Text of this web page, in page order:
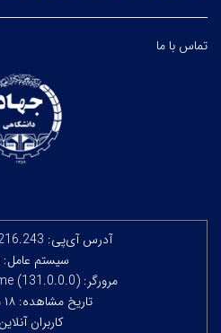
تماس با ما
آدرس آی‌پی:
سیستم عامل: Linux
مرورگر: Google Chrome (131.0.0.0)
تاریخ مشاهده: ۱۸ مرداد ۱۴۰۵
کاربران آنلاین: